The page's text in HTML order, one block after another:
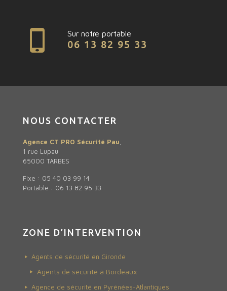
Sur notre portable
06 13 82 95 33
NOUS CONTACTER
Agence CT PRO Sécurité Pau
1 rue Lupau
65000 TARBES
Fixe : 05 40 03 99 14
Portable : 06 13 82 95 33
ZONE D’INTERVENTION
Agents de sécurité en Gironde
Agents de sécurité à Bordeaux
Agence de sécurité en Pyrénées-Atlantiques